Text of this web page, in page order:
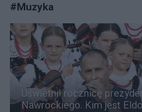
#Muzyka
Uświetnił rocznicę
Nawrockiego. Kim jest